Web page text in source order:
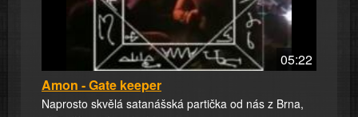
05:22
Amon - Gate keeper
Naprosto skvělá satanášská partička od nás z Brna,